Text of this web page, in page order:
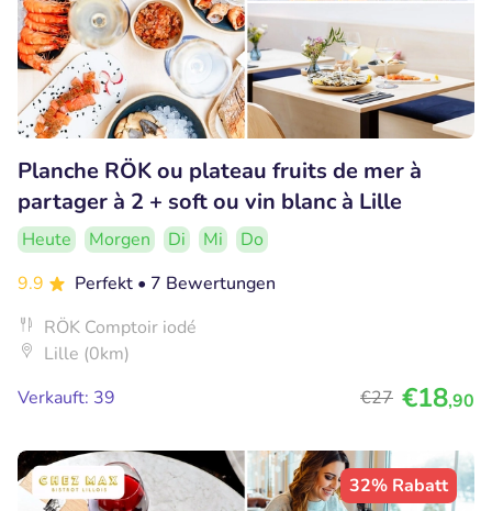
Planche RÖK ou plateau fruits de mer à
partager à 2 + soft ou vin blanc à Lille
Heute Morgen Di Mi
Do
9.9
Perfekt • 7 Bewertungen
RÖK Comptoir iodé
Lille (0km)
Verkauft: 39
€27 €18,90
32% Rabatt